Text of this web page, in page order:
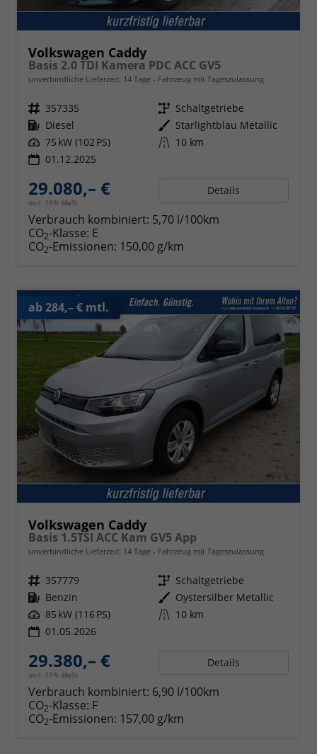
Volkswagen Caddy
Basis 2.0 TDI Kamera PDC ACC GV5
unverbindliche Lieferzeit: 14 Tage Fahrzeug mit Tageszulassung
Fahrzeugnr. 357335 Getriebe Schaltgetriebe
Kraftstoff Diesel Außenfarbe Starlightblau Metallic
Leistung 75 kW (102 PS) Kilometerstand 10 km
01.12.2025
29.080,– €
incl. 19% MwSt.
Details
Verbrauch kombiniert: 5,70 l/100km
CO2-Klasse: E
CO2-Emissionen: 150,00 g/km
ab 284,– € mtl.
Volkswagen Caddy
Basis 1.5TSI ACC Kam GV5 App
unverbindliche Lieferzeit: 14 Tage Fahrzeug mit Tageszulassung
Fahrzeugnr. 357779 Getriebe Schaltgetriebe
Kraftstoff Benzin Außenfarbe Oystersilber Metallic
Leistung 85 kW (116 PS) Kilometerstand 10 km
01.05.2026
29.380,– €
incl. 19% MwSt.
Details
Verbrauch kombiniert: 6,90 l/100km
CO2-Klasse: F
CO2-Emissionen: 157,00 g/km